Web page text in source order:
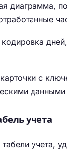
диаграмма,
кодировка
с
данными
учета
учета,